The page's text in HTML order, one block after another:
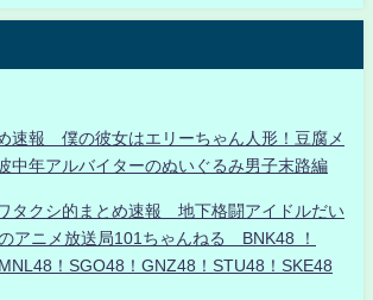
速報 僕の彼女はエリーちゃん人形！豆腐メ
中年アルバイターのぬいぐるみ男子末路編
タクシ的まとめ速報 地下格闘アイドルだい
アニメ放送局101ちゃんねる BNK48 ！
！SGO48！GNZ48！STU48！SKE48